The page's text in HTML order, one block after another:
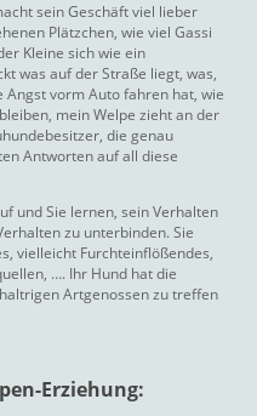
sein Geschäft viel lieber
Plätzchen, wie viel Gassi
Kleine sich wie ein
was auf der Straße liegt, was,
vorm Auto fahren hat, wie
mein Welpe zieht an der
die genau
Antworten auf all diese
und Sie lernen, sein Verhalten
zu unterbinden. Sie
vielleicht Furchteinflößendes,
…. Ihr Hund hat die
Artgenossen zu treffen
Erziehung: